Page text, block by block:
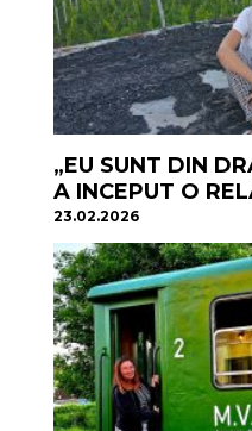
„EU SUNT DIN
A INCEPUT O
23.02.2026